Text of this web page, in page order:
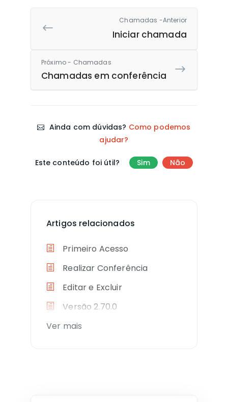
Chamadas -Anterior
Iniciar chamada
Próximo - Chamadas
Chamadas em conferência
Ainda com dúvidas? Como podemos
ajudar?
Este conteúdo foi útil? Sim Não
Artigos relacionados
Primeiro Acesso
Realizar Conferência
Editar e Excluir
Versão 2.70.0
Ver mais